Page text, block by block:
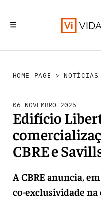
HOME PAGE > NOTÍCIAS
06 NOVEMBRO 2025
Edifício
CBRE e
A CBRE anuncia,
co-exclusividade na